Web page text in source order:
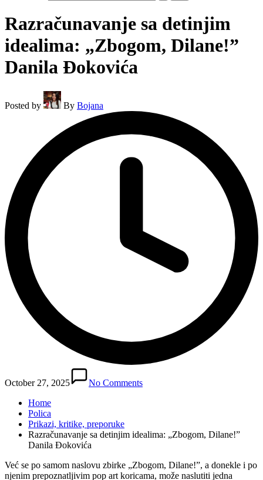
Razračunavanje sa detinjim
idealima: „Zbogom, Dilane!”
Danila Đokovića
Posted by By Bojana
October 27, 2025
No Comments
Home
Polica
Prikazi, kritike, preporuke
Razračunavanje sa detinjim idealima: „Zbogom, Dilane!”
Danila Đokovića
Već se po samom naslovu zbirke „Zbogom, Dilane!”, a donekle i po
njenim prepoznatljivim pop art koricama, može naslutiti jedna